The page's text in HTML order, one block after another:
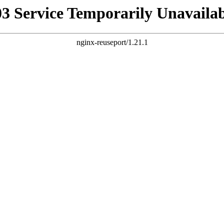
Service Temporarily
nginx-reuseport/1.21.1